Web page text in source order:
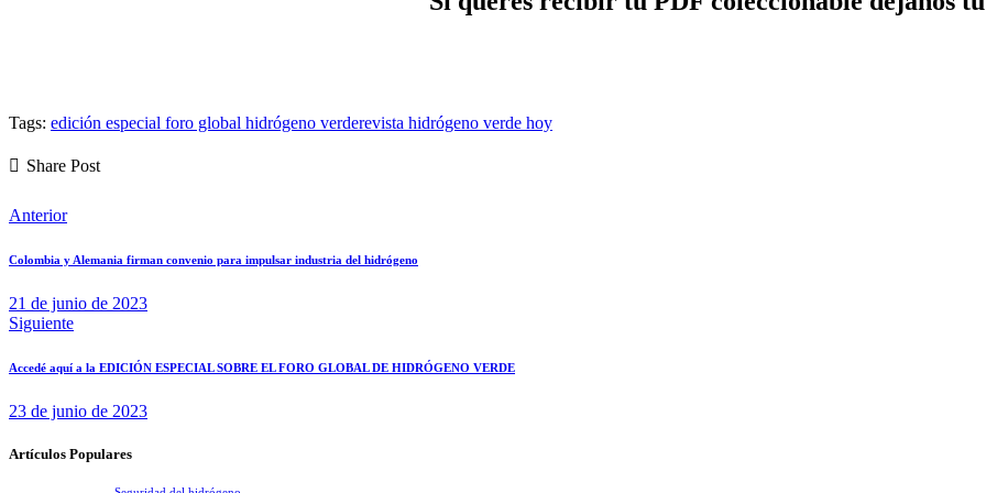
Tags: edición especial foro global hidrógeno verderevista hidrógeno verde hoy
Share Post
Navegación
de
Anterior
Colombia y Alemania firman convenio para impulsar industria del hidrógeno
21 de junio de 2023
Siguiente
Accedé aquí a la EDICIÓN ESPECIAL SOBRE EL FORO GLOBAL DE HIDRÓGENO VERDE
23 de junio de 2023
Artículos Populares